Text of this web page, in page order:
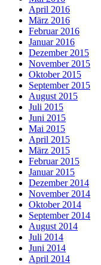
April 2016
März 2016
Februar 2016
Januar 2016
Dezember 2015
November 2015
Oktober 2015
September 2015
August 2015
Juli 2015
Juni 2015
Mai 2015
April 2015
März 2015
Februar 2015
Januar 2015
Dezember 2014
November 2014
Oktober 2014
September 2014
August 2014
Juli 2014
Juni 2014
April 2014